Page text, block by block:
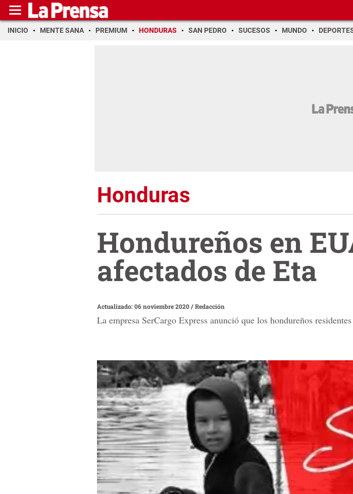
INICIO MENTE SANA PREMIUM HONDURAS SAN PEDRO SUCESOS MUNDO
Honduras
Hondureños en
afectados de Eta
Actualizado: 06 noviembre 2020/Redacción
La empresa SerCargo Express anunció que los hondureños